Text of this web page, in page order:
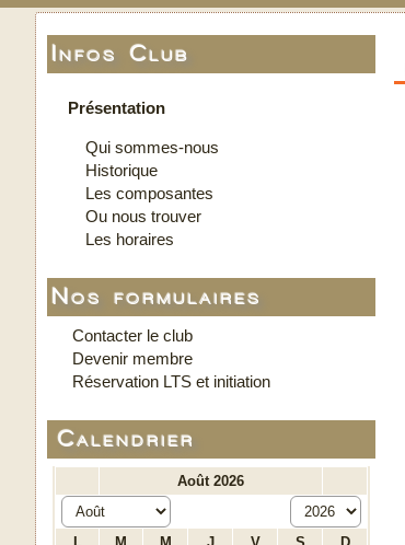
Infos Club
Présentation
Qui sommes-nous
Historique
Les composantes
Ou nous trouver
Les horaires
Nos formulaires
Contacter le club
Devenir membre
Réservation LTS et initiation
Calendrier